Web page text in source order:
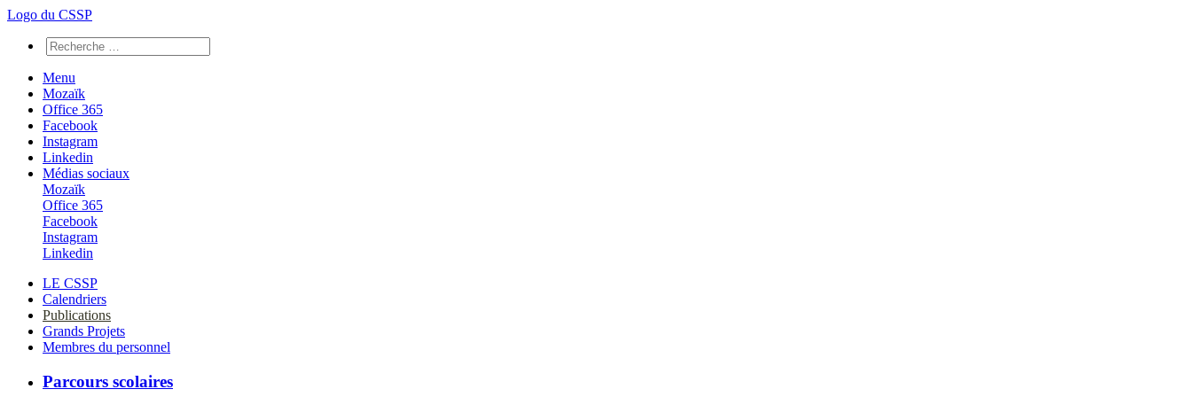
Logo du CSSP
Menu
Mozaïk
Office 365
Facebook
Instagram
Linkedin
Médias sociaux
Mozaïk
Office 365
Facebook
Instagram
Linkedin
LE CSSP
Calendriers
Publications
Grands Projets
Membres du personnel
Parcours scolaires